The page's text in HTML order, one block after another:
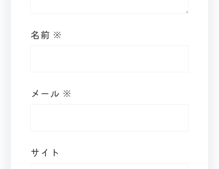
名前 ※
メール ※
サイト